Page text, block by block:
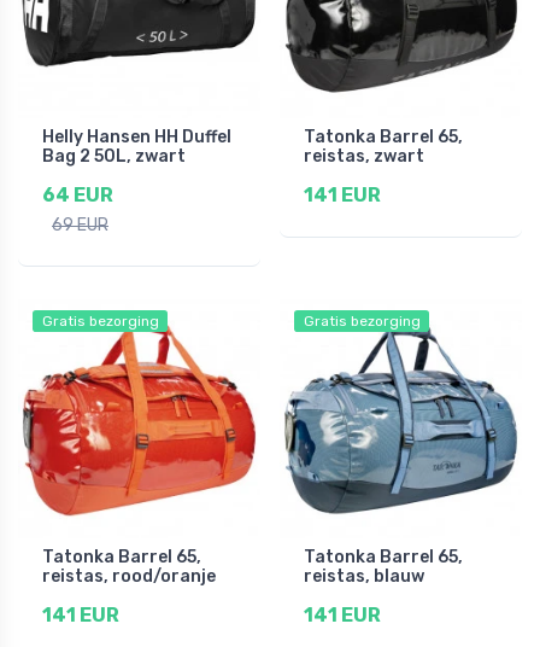
Helly Hansen HH Duffel
Bag 2 50L, zwart
64 EUR
69 EUR
Tatonka Barrel 65,
reistas, zwart
141 EUR
Gratis bezorging
Tatonka Barrel 65,
reistas, rood/oranje
141 EUR
Gratis bezorging
Tatonka Barrel 65,
reistas, blauw
141 EUR